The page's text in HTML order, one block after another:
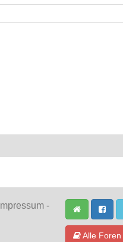
Impressum -
Alle